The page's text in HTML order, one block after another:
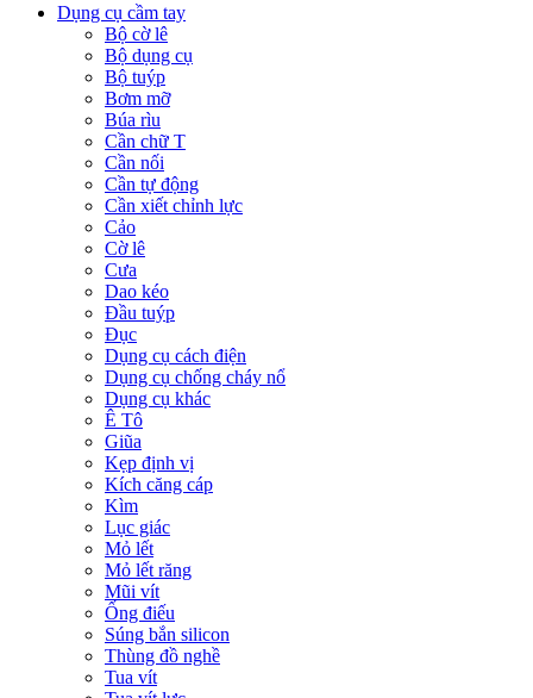
Dụng cụ cầm tay
Bộ cờ lê
Bộ dụng cụ
Bộ tuýp
Bơm mỡ
Búa rìu
Cần chữ T
Cần nối
Cần tự động
Cần xiết chỉnh lực
Cảo
Cờ lê
Cưa
Dao kéo
Đầu tuýp
Đục
Dụng cụ cách điện
Dụng cụ chống cháy nổ
Dụng cụ khác
Ê Tô
Giũa
Kẹp định vị
Kích căng cáp
Kìm
Lục giác
Mỏ lết
Mỏ lết răng
Mũi vít
Ống điếu
Súng bắn silicon
Thùng đồ nghề
Tua vít